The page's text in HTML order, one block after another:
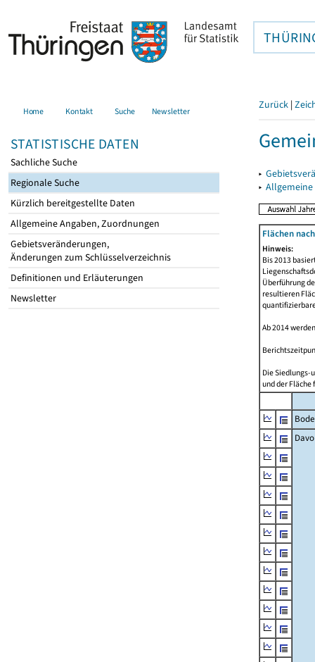
Home Kontakt Suche Newsletter
STATISTISCHE DATEN
Sachliche Suche
Regionale Suche
Kürzlich bereitgestellte Daten
Allgemeine Angaben, Zuordnungen
Gebietsveränderungen,
Änderungen zum Schlüsselverzeichnis
Definitionen und Erläuterungen
Newsletter
Zurück |
▸
▸
Flächen
Hinweis:
Bis 2013
Überführung
resultieren
Ab 2014
Die Siedlungs-
und der Fläche